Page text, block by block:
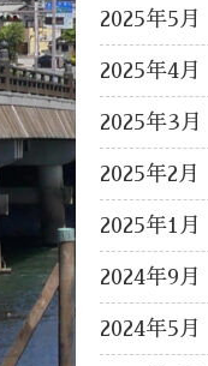
2025年5月
2025年4月
2025年3月
2025年2月
2025年1月
2024年9月
2024年5月